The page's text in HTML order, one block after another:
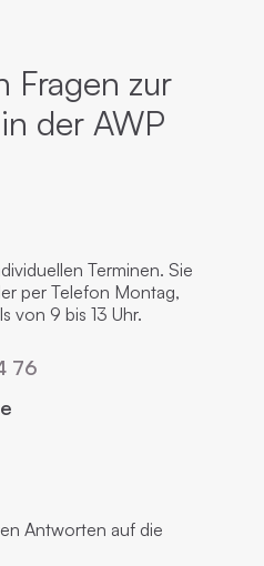
Fragen zur
der AWP
Terminen. Sie
per Telefon Montag,
von 9 bis 13 Uhr.
76
Antworten auf die